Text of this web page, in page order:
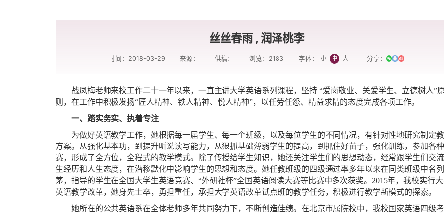
丝丝春雨 , 润泽桃李
时间：2018-03-29 来源： 供稿： 浏览： 2183 字体： 小 中 大 分享：
战凤梅老师来校工作二十一年以来，一直主讲大学英语系列课程，坚持 “爱岗敬业、关爱学生、立德树人”原
则，在工作中积极发扬“匠人精神、铁人精神、悦人精神”，以任劳任怨、精益求精的态度完成各项工作。
一、踏实务实、执着专注
为做好英语教学工作，她根据每一届学生、每一个班级，以及每位学生的不同情况，有针对性地研究制定
方案。从强化基本功，到提升听说读写能力，从狠抓基础薄弱学生的提高，到抓住好苗子，强化训练，参加各
赛，形成了全方位，全程式的教学模式。除了传授给学生知识，她还关注学生们的思想动态，经常跟学生们交
生经历和人生态度，在潜移默化中影响学生的思想和态度。 她任教班级的四级通过率多年以来在同类班级中名
茅，指导的学生在全国大学生英语竞赛、 “外研社杯”全国英语阅读大赛等比赛中多次获奖。2015年，我校实行
英语教学改革，她身先士卒，勇担重任，承担大学英语改革试点班的教学任务，积极进行教学新模式的探索。
她所在的公共英语系在全体老师多年共同努力下，不断创造佳绩。在北京市属院校中，我校国家英语四级